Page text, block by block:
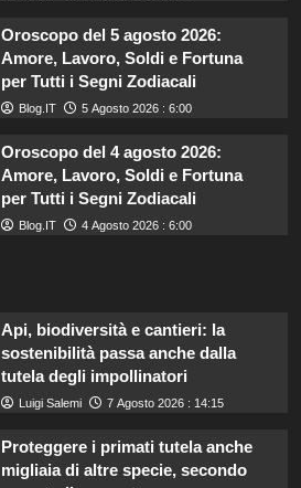
Oroscopo del 5 agosto 2026:
Amore, Lavoro, Soldi e Fortuna
per Tutti i Segni Zodiacali
Blog.IT 5 Agosto 2026 : 6:00
Oroscopo del 4 agosto 2026:
Amore, Lavoro, Soldi e Fortuna
per Tutti i Segni Zodiacali
Blog.IT 4 Agosto 2026 : 6:00
Api, biodiversità e cantieri: la
sostenibilità passa anche dalla
tutela degli impollinatori
Luigi Salemi 7 Agosto 2026 : 14:15
Proteggere i primati tutela anche
migliaia di altre specie, secondo